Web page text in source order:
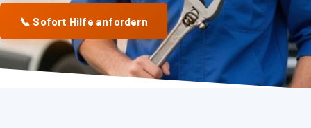
📞 Sofort Hilfe anfordern